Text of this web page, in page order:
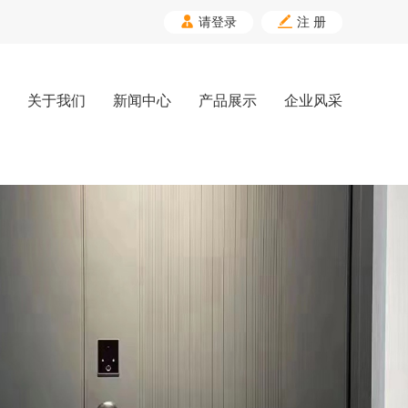
 请登录  注 册
关于我们 新闻中心 产品展示 企业风采